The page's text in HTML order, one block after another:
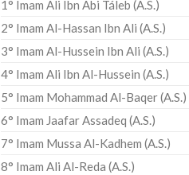
1° Imam Ali Ibn Abi Táleb (A.S.)
2° Imam Al-Hassan Ibn Ali (A.S.)
3° Imam Al-Hussein Ibn Ali (A.S.)
4° Imam Ali Ibn Al-Hussein (A.S.)
5° Imam Mohammad Al-Baqer (A.S.)
6° Imam Jaafar Assadeq (A.S.)
7° Imam Mussa Al-Kadhem (A.S.)
8° Imam Ali Al-Reda (A.S.)